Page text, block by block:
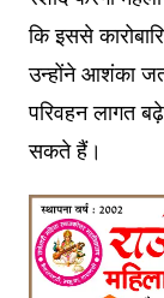
कि इससे
उन्होंने आशंका
परिवहन लागत
सकते हैं।